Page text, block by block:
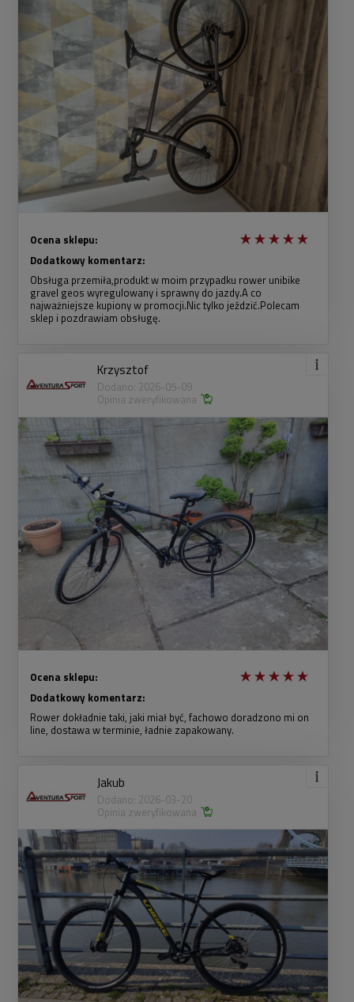
Ocena sklepu:
Dodatkowy komentarz:
Obsługa przemiła,produkt w moim przypadku rower unibike
gravel geos wyregulowany i sprawny do jazdy.A co
najważniejsze kupiony w promocji.Nic tylko jeździć.Polecam
sklep i pozdrawiam obsługę.
Krzysztof
Dodano: 2026-05-09
Opinia zweryfikowana
Ocena sklepu:
Dodatkowy komentarz:
Rower dokładnie taki, jaki miał być, fachowo doradzono mi on
line, dostawa w terminie, ładnie zapakowany.
Jakub
Dodano: 2026-03-20
Opinia zweryfikowana